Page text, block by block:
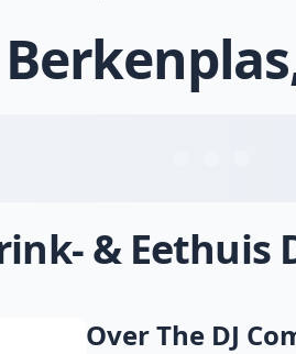
& Eethuis
Over The DJ